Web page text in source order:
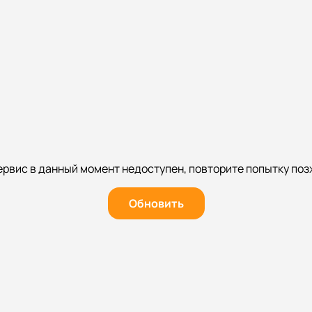
в данный момент недоступен, повторите попытку
Обновить